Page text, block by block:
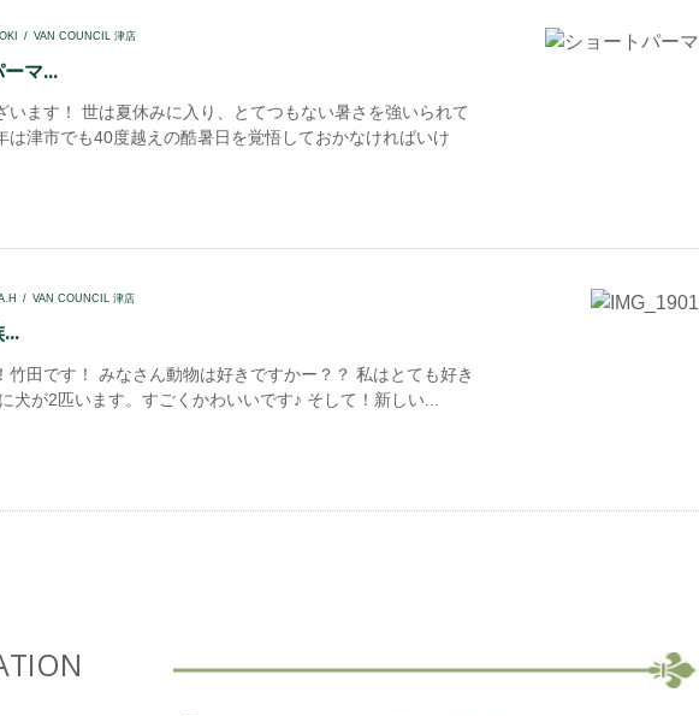
VAN COUNCIL 津店
マ...
います！ 世は夏休みに入り、とてつもない暑さを強いられて
は津市でも40度越えの酷暑日を覚悟しておかなければいけ
VAN COUNCIL 津店
竹田です！ みなさん動物は好きですかー？？ 私はとても好き
犬が2匹います。すごくかわいいです♪ そして！新しい...